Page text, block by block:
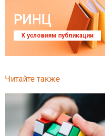
РИНЦ
К условиям публикации
Читайте также